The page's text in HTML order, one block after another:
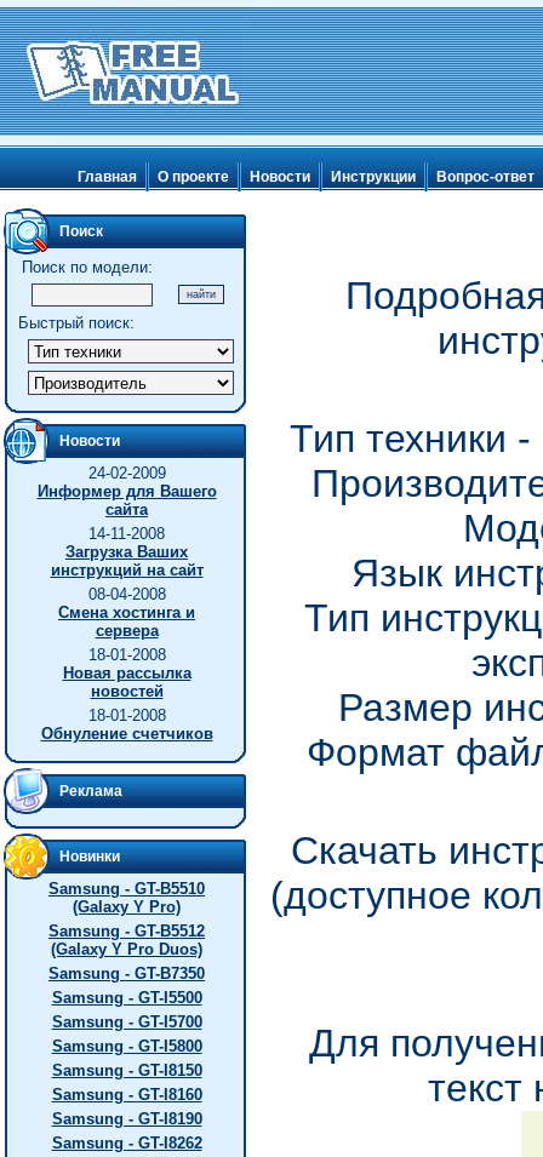
Главная О проекте Новости Инструкции Вопрос-ответ
Поиск
Поиск по модели:
Быстрый поиск:
Новости
24-02-2009
Информер для Вашего
сайта
14-11-2008
Загрузка Ваших
инструкций на сайт
08-04-2008
Смена хостинга и
сервера
18-01-2008
Новая рассылка
новостей
18-01-2008
Обнуление счетчиков
Реклама
Новинки
Samsung - GT-B5510
(Galaxy Y Pro)
Samsung - GT-B5512
(Galaxy Y Pro Duos)
Samsung - GT-B7350
Samsung - GT-I5500
Samsung - GT-I5700
Samsung - GT-I5800
Samsung - GT-I8150
Samsung - GT-I8160
Samsung - GT-I8190
Samsung - GT-I8262
Тип техники
Язык
Тип
Размер
Формат
Скачать
(доступное
Для
текст